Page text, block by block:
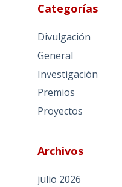
Categorías
Divulgación
General
Investigación
Premios
Proyectos
Archivos
julio 2026